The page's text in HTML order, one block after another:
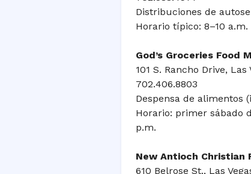
Distribuciones de
Horario típico: 8–10 a.m.
God’s Groceries Food
101 S. Rancho Drive, Las
702.406.8803
Despensa de alimentos
Horario: primer sábado
p.m.
New Antioch Christian
610 Belrose St., Las